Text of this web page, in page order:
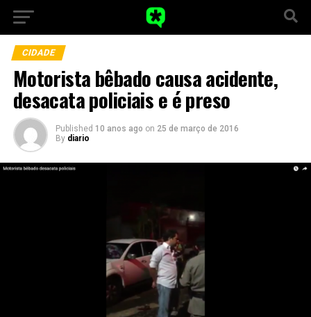
CIDADE
Motorista bêbado causa acidente,
desacata policiais e é preso
Published 10 anos ago on 25 de março de 2016
By diario